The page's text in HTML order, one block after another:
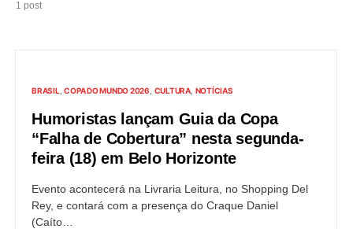
1 post
BRASIL COPA DO MUNDO 2026 CULTURA NOTÍCIAS
Humoristas lançam Guia da Copa
“Falha de Cobertura” nesta segunda-
feira (18) em Belo Horizonte
Evento acontecerá na Livraria Leitura, no Shopping Del
Rey, e contará com a presença do Craque Daniel
(Caíto…